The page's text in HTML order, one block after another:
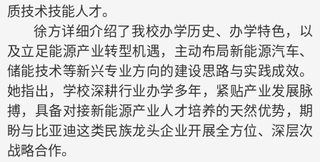
质技术技能人才。
徐方详细介绍了我校办学历史、 办学特色，以
及立足能源产业转型机遇，主动布局新能源汽车、
储能技术等新兴专业方向的建设思路与实践成效。
她指出，学校深耕行业办学多年，紧贴产业发展脉
搏，具备对接新能源产业人才培养的天然优势，期
盼与比亚迪这类民族龙头企业开展全方位、深层次
战略合作。